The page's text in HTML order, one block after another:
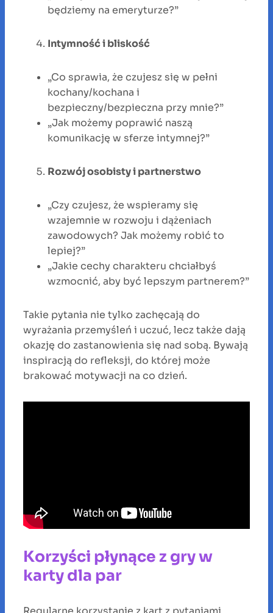
będziemy na emeryturze?”
Intymność i bliskość
„Co sprawia, że czujesz się w pełni
kochany/kochana i
bezpieczny/bezpieczna przy mnie?”
„Jak możemy poprawić naszą
komunikację w sferze intymnej?”
Rozwój osobisty i partnerstwo
„Czy czujesz, że wspieramy się
wzajemnie w rozwoju i dążeniach
zawodowych? Jak możemy robić to
lepiej?”
„Jakie cechy charakteru chciałbyś
wzmocnić, aby być lepszym partnerem?”
Takie pytania nie tylko zachęcają do
wyrażania przemyśleń i uczuć, lecz także dają
okazję do zastanowienia się nad sobą. Bywają
inspiracją do refleksji, do której może
brakować motywacji na co dzień.
Korzyści płynące z gry w
karty dla par